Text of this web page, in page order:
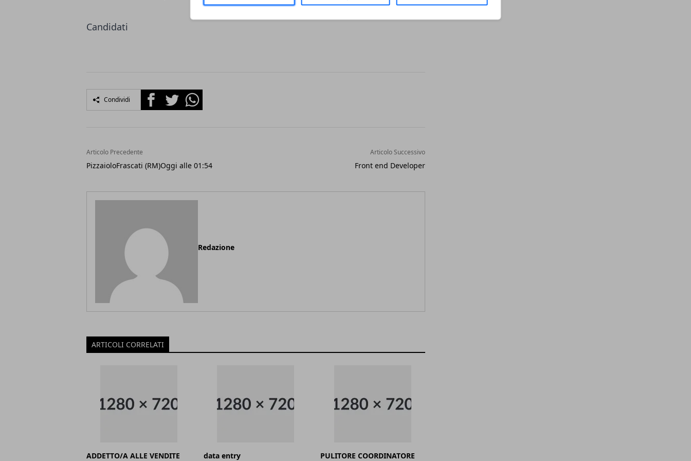
Candidati
Condividi FacebookTwitterWhatsapp
Articolo Precedente
PizzaioloFrascati (RM)Oggi alle 01:54
Articolo Successivo
Front end Developer
Redazione
ARTICOLI CORRELATI
ADDETTO/A ALLE VENDITE data entry PULITORE COORDINATORE